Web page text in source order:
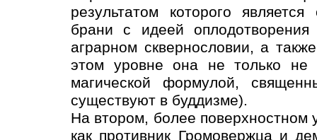
результатом которого
брани с идеей
аграрном сквернословии, а
этом уровне она не только не
магической формулой,
существуют в буддизме).
На втором, более поверхностном
как противник Громовержца и